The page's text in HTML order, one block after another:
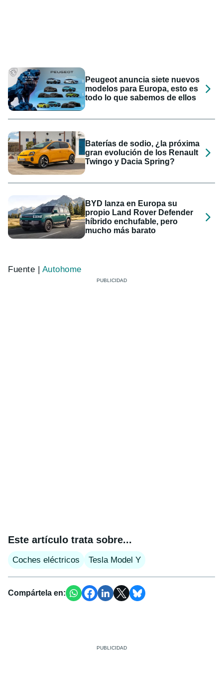
Peugeot anuncia siete nuevos
modelos para Europa, esto es
todo lo que sabemos de ellos
Baterías de sodio, ¿la próxima
gran evolución de los Renault
Twingo y Dacia Spring?
BYD lanza en Europa su
propio Land Rover Defender
híbrido enchufable, pero
mucho más barato
Fuente | Autohome
Este artículo trata sobre...
Coches eléctricos Tesla Model Y
Compártela en: